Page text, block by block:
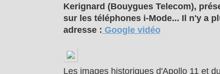
Kerignard (Bouygues Telecom),
sur les téléphones i-Mode... Il n'y a
adresse : Google vidéo
Les images historiques d'Apollo 11 et